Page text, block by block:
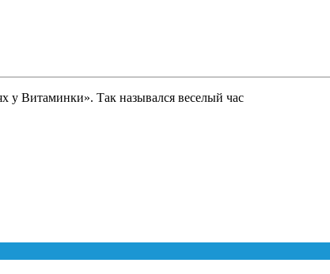
у Витаминки». Так назывался веселый час